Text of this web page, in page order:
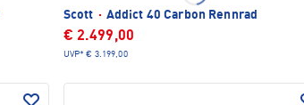
Scott · Addict 40 Carbon Rennrad
€ 2.499,00
UVP* € 3.199,00